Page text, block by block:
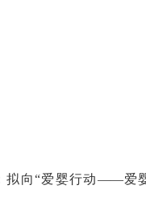
拟向“爱婴行动——爱